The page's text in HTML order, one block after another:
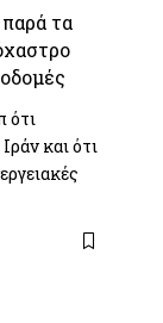
τα
ότι
και ότι